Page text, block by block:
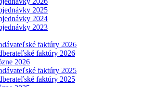
2025
2024
2023
faktúry 2026
faktúry 2026
2026
faktúry 2025
faktúry 2025